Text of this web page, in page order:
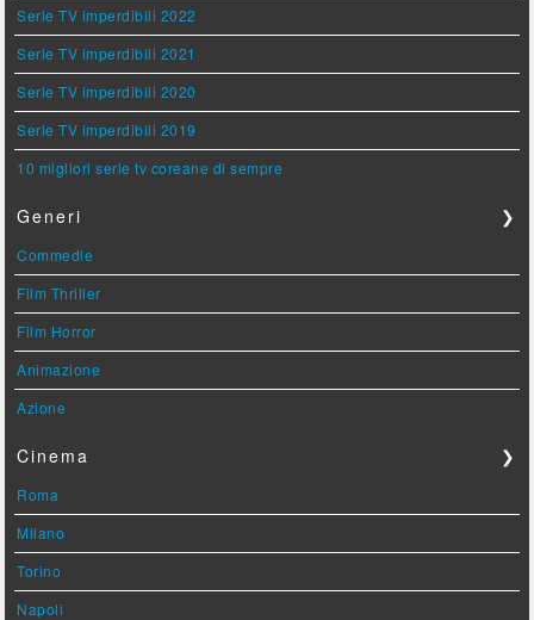
Serie TV imperdibili 2022
Serie TV imperdibili 2021
Serie TV imperdibili 2020
Serie TV imperdibili 2019
10 migliori serie tv coreane di sempre
Generi ❯
Commedie
Film Thriller
Film Horror
Animazione
Azione
Cinema ❯
Roma
Milano
Torino
Napoli